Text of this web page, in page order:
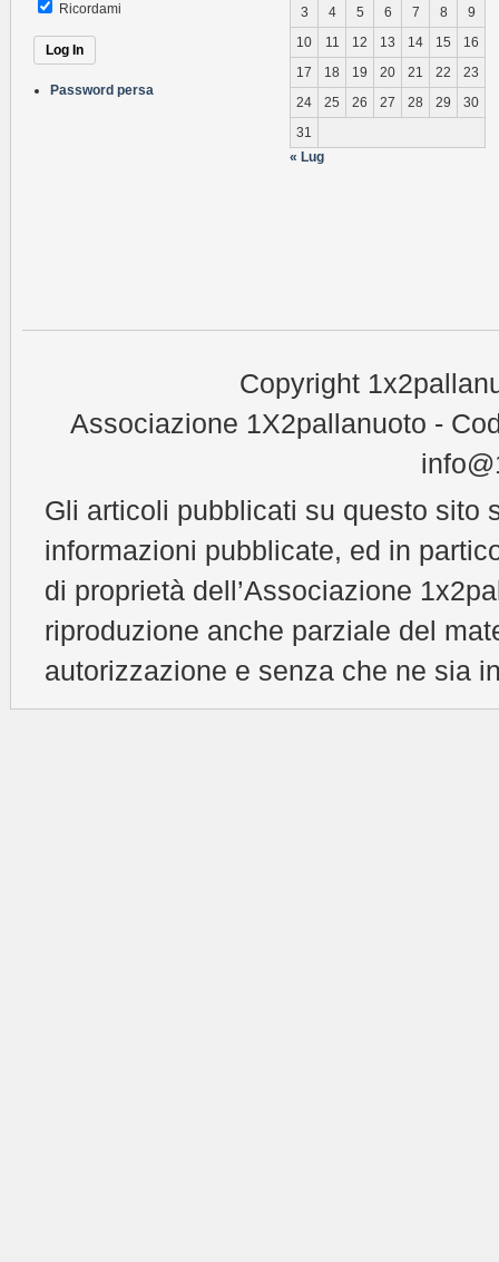
Ricordami
Password persa
3
4 5 6 7 8
9
10
11 12 13 14 15
16
17
18 19 20 21 22
23
24
25 26 27 28 29
30
31
« Lug
Copyright
Associazione 1X2pallanuoto -
Gli articoli pubblicati su questo sito
informazioni pubblicate, ed in
di proprietà dell’Associazione
riproduzione anche parziale del
autorizzazione e senza che ne sia